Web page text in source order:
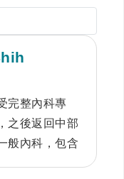
完整內科專
之後返回中部
般內科，包含